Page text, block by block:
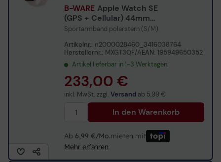
B-WARE
(GPS + Cellular) 44mm
Aluminiumgehäuse
Sportarmband polarstern (S/M)
Artikelnr.: n2000028460_3416038764
Herstellernr.: MXGT3QF/AEAN: 195949650352
Artikel lieferbar in 1-3 Werktagen.
233,00 €
inkl. MwSt. zzgl. Versand ab 5,99 €
In den Warenkorb
Ab 6,99 €/Mo.mieten mit
Mehr erfahren